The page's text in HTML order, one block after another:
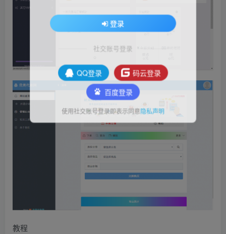
教程
登录
社交账号登录
QQ登录
码云登录
百度登录
使用社交账号登录即表示同意隐私声明